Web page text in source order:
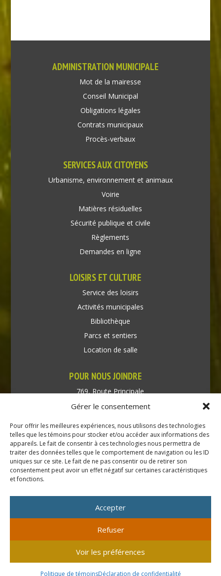
Gérer le consentement
Pour offrir les meilleures expériences, nous utilisons des technologies
telles que les témoins pour stocker et/ou accéder aux informations des
appareils. Le fait de consentir à ces technologies nous permettra de
traiter des données telles que le comportement de navigation ou les ID
uniques sur ce site. Le fait de ne pas consentir ou de retirer son
consentement peut avoir un effet négatif sur certaines caractéristiques
et fonctions.
Accepter
Refuser
Voir les préférences
Politique de témoinsDéclaration de confidentialité
ADMINISTRATION MUNICIPALE
Mot de la mairesse
Conseil Municipal
Obligations légales
Contrats municipaux
Procès-verbaux
SERVICES AUX CITOYENS
Urbanisme, environnement et animaux
Voirie
Matières résiduelles
Sécurité publique et civile
Règlements
Demandes en ligne
LOISIRS ET CULTURE
Service des loisirs
Activités municipales
Bibliothèque
Parcs et sentiers
Location de salle
POUR NOUS JOINDRE
769, Route Principale
Très-Saint-Rédempteur
Téléphone : (450) 451-5203
Direction générale :
dir@tressaintredempteur.ca
© 2026 Tous droits réservés. Municipalité de Très-Saint-
Rédempteur.